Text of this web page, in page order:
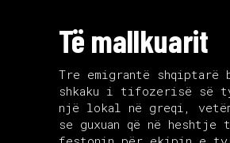
Të mallkuarit
Tre emigrantë shqiptarë
shkaku i tifozerisë së
një lokal në greqi,
se guxuan që në heshtje